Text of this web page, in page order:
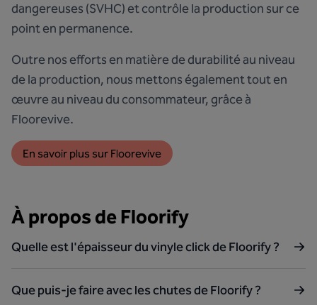
dangereuses (SVHC) et contrôle la production sur ce
point en permanence.
Outre nos efforts en matière de durabilité au niveau
de la production, nous mettons également tout en
œuvre au niveau du consommateur, grâce à
Floorevive.
En savoir plus sur Floorevive
À propos de Floorify
Quelle est l'épaisseur du vinyle click de Floorify ?
Que puis-je faire avec les chutes de Floorify ?